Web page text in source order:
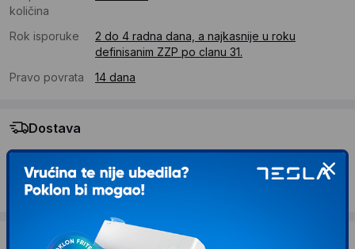
količina
Rok isporuke
2 do 4 radna dana, a najkasnije u roku
definisanim ZZP po clanu 31.
Pravo povrata
14 dana
Dostava
Standardna dostava se očekuje u roku od 2 do 4 radna
dana
Troskovi dostave 490 RSD
Želite li ponudu za firmu?